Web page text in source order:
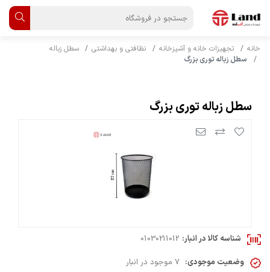
خانه تجهیزات خانه و آشپزخانه نظافتی و بهداشتی
سطل زباله
سطل زباله توری بزرگ
سطل زباله توری بزرگ
شناسه کالا در انبار: 01030211012
وضعیت موجودی: 7 موجود در انبار